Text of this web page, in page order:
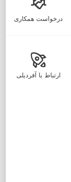
درخواست همکاری
ارتباط با آفردیلی